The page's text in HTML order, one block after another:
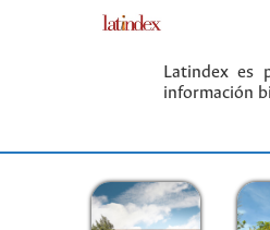
Latindex es
información